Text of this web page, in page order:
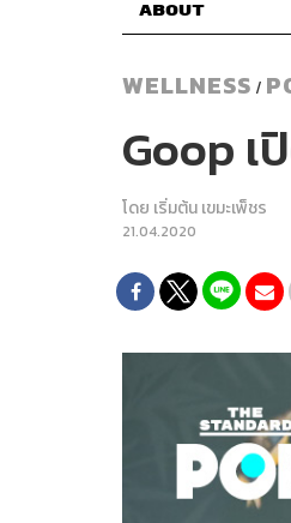
ABOUT
WELLNESS /
Goop เ
โดย เริ่มต้น เขมะเพ็ชร
21.04.2020